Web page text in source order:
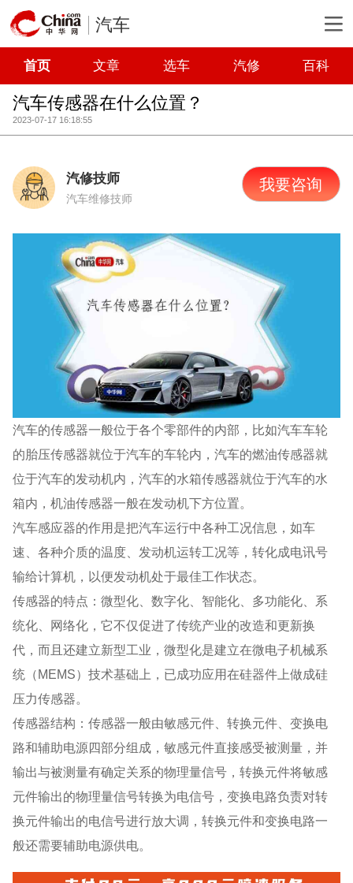
汽车
首页 文章 选车 汽修 百科
汽车传感器在什么位置？
2023-07-17 16:18:55
汽修技师
汽车维修技师
我要咨询
汽车的传感器一般位于各个零部件的内部，比如汽车车轮
的胎压传感器就位于汽车的车轮内，汽车的燃油传感器就
位于汽车的发动机内，汽车的水箱传感器就位于汽车的水
箱内，机油传感器一般在发动机下方位置。
汽车感应器的作用是把汽车运行中各种工况信息，如车
速、各种介质的温度、发动机运转工况等，转化成电讯号
输给计算机，以便发动机处于最佳工作状态。
传感器的特点：微型化、数字化、智能化、多功能化、系
统化、网络化，它不仅促进了传统产业的改造和更新换
代，而且还建立新型工业，微型化是建立在微电子机械系
统（MEMS）技术基础上，已成功应用在硅器件上做成硅
压力传感器。
传感器结构：传感器一般由敏感元件、转换元件、变换电
路和辅助电源四部分组成，敏感元件直接感受被测量，并
输出与被测量有确定关系的物理量信号，转换元件将敏感
元件输出的物理量信号转换为电信号，变换电路负责对转
换元件输出的电信号进行放大调，转换元件和变换电路一
般还需要辅助电源供电。